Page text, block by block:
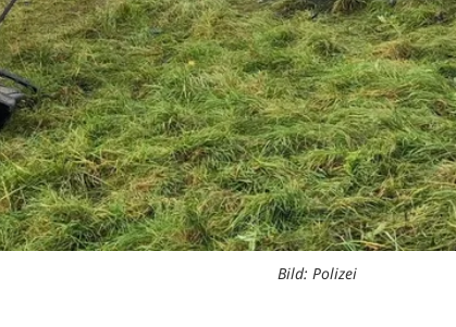
Bild: Polizei